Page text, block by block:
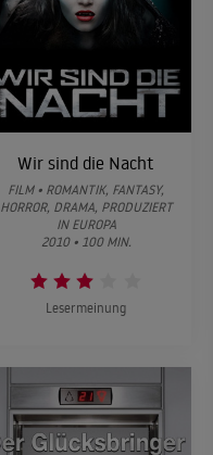
Wir sind die Nacht
FILM • ROMANTIK, FANTASY,
HORROR, DRAMA, PRODUZIERT
IN EUROPA
2010 • 100 MIN.
Lesermeinung